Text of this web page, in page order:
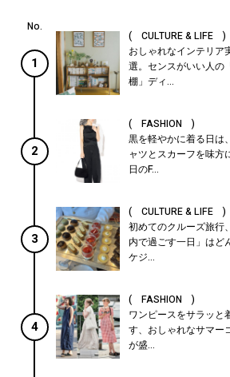
1
( CULTURE & LIFE )
おしゃれなインテリア
選。センスがいい人の
棚」ディ...
2
( FASHION )
黒を軽やかに着る日は
ャツとスカーフを味方
日のF...
3
( CULTURE & LIFE )
初めてのクルーズ旅行
内で過ごす一日」はど
ケジ...
4
( FASHION )
ワンピースをサラッと
す、おしゃれなサマー
が盛...